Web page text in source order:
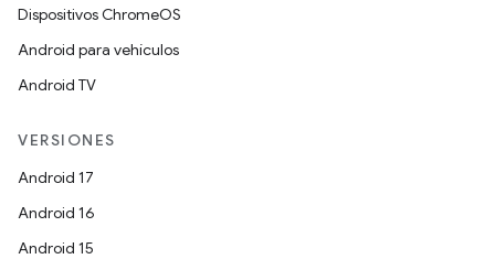
Dispositivos ChromeOS
Android para vehículos
Android TV
VERSIONES
Android 17
Android 16
Android 15